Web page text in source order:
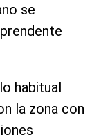
se
habitual
la zona con